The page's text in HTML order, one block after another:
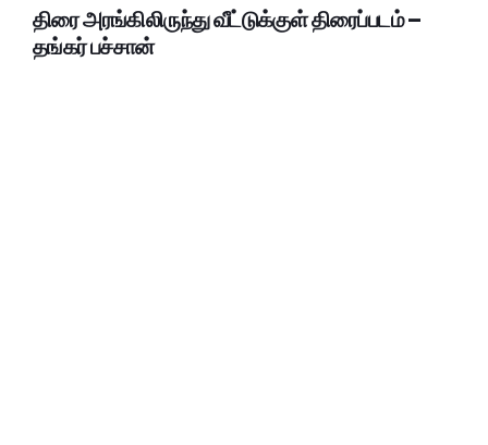
திரை அரங்கிலிருந்து வீட்டுக்குள் திரைப்படம் –
தங்கர் பச்சான்